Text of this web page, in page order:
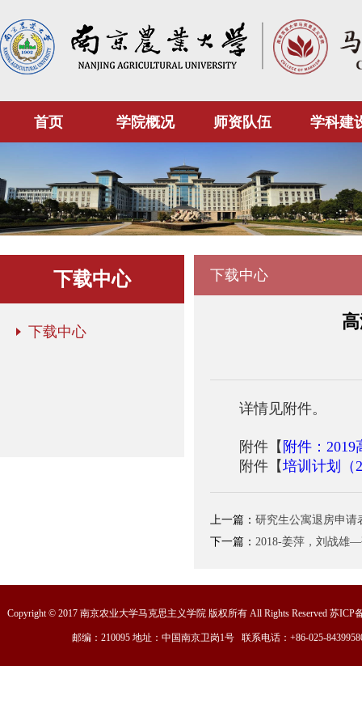
首页 学院概况 师资队伍 学科建
下载中心
下载中心
下载中心
详情见附件。
附件【 附件：
附件【培训计划（
上一篇： 研究生公寓退房申请
下一篇： 2018-姜萍，刘战雄
Copyright © 2017 南京农业大学马克思主义学院 版权所有 All Rights Reserved 苏ICP
邮编：210095 地址：中国南京卫岗1号 联系电话：+86-025-